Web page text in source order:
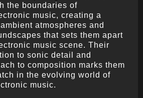
the boundaries of
music, creating a
atmospheres and
that sets them apart
music scene. Their
to sonic detail and
to composition marks them
in the evolving world of
music.